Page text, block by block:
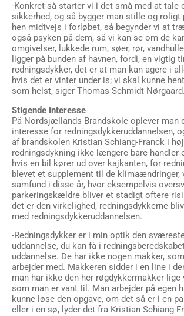
-Konkret så starter vi i det små med at tale
sikkerhed, og så bygger man stille og roligt
hen midtvejs i forløbet, så begynder vi at
også psyken på dem, så vi kan se om de
omgivelser, lukkede rum, søer, rør,
ligger på bunden af havnen, fordi, en vigtig
redningsdykker, det er at man kan agere i
hvis det er vinter under is; vi skal kunne
som helst, siger Thomas Schmidt Nørgaard.
Stigende interesse
På Nordsjællands Brandskole oplever man
interesse for redningsdykkeruddannelsen,
af brandskolen Kristian Schiang-Franck i
redningsdykning ikke længere bare handler
hvis en bil kører ud over kajkanten, for
blevet et supplement til de klimaændringer,
samfund i disse år, hvor eksempelvis
parkeringskældre bliver et stadigt oftere
det er den virkelighed, redningsdykkerne
med redningsdykkeruddannelsen.
-Redningsdykker er i min optik den
uddannelse, du kan få i
uddannelse. De har ikke nogen makker,
arbejder med. Makkeren sidder i en line i
man har ikke den her røgdykkermakker lige
som man er vant til. Man arbejder på egen
kunne løse den opgave, om det så er i en
eller i en sø, lyder det fra Kristian Schiang-